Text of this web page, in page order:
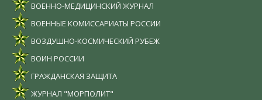
ВОЕННО-МЕДИЦИНСКИЙ ЖУРНАЛ
ВОЕННЫЕ КОМИССАРИАТЫ РОССИИ
ВОЗДУШНО-КОСМИЧЕСКИЙ РУБЕЖ
ВОИН РОССИИ
ГРАЖДАНСКАЯ ЗАЩИТА
ЖУРНАЛ "МОРПОЛИТ"